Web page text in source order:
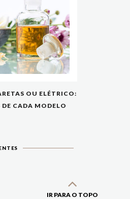
OU ELÉTRICO:
CADA MODELO
IR PARA O TOPO